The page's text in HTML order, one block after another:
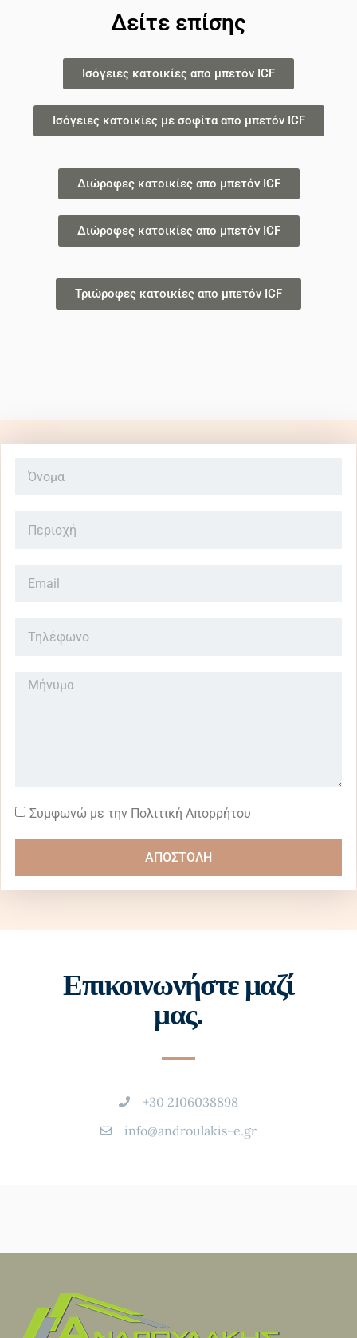
Δείτε επίσης
Ισόγειες κατοικίες απο μπετόν ICF
Ισόγειες κατοικίες με σοφίτα απο μπετόν ICF
Διώροφες κατοικίες απο μπετόν ICF
Διώροφες κατοικίες απο μπετόν ICF
Τριώροφες κατοικίες απο μπετόν ICF
Συμφωνώ με την Πολιτική Απορρήτου
ΑΠΟΣΤΟΛΗ
Επικοινωνήστε μαζί
μας.
+30 2106038898
info@androulakis-e.gr